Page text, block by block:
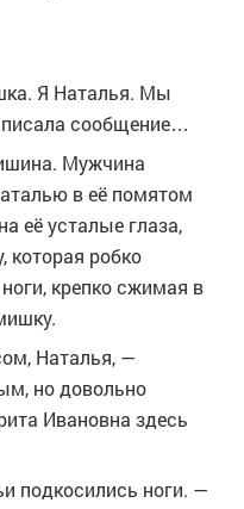
Я Наталья. Мы
писала сообщение…
Мужчина
в её помятом
её усталые глаза,
которая робко
крепко сжимая в
Наталья, —
но довольно
Ивановна здесь
подкосились ноги. —